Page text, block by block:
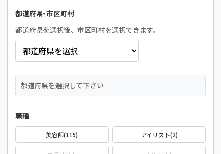
都道府県・市区町村
都道府県を選択後、市区町村を選択できます。
都道府県を選択して下さい
職種
美容師(115) アイリスト(2)